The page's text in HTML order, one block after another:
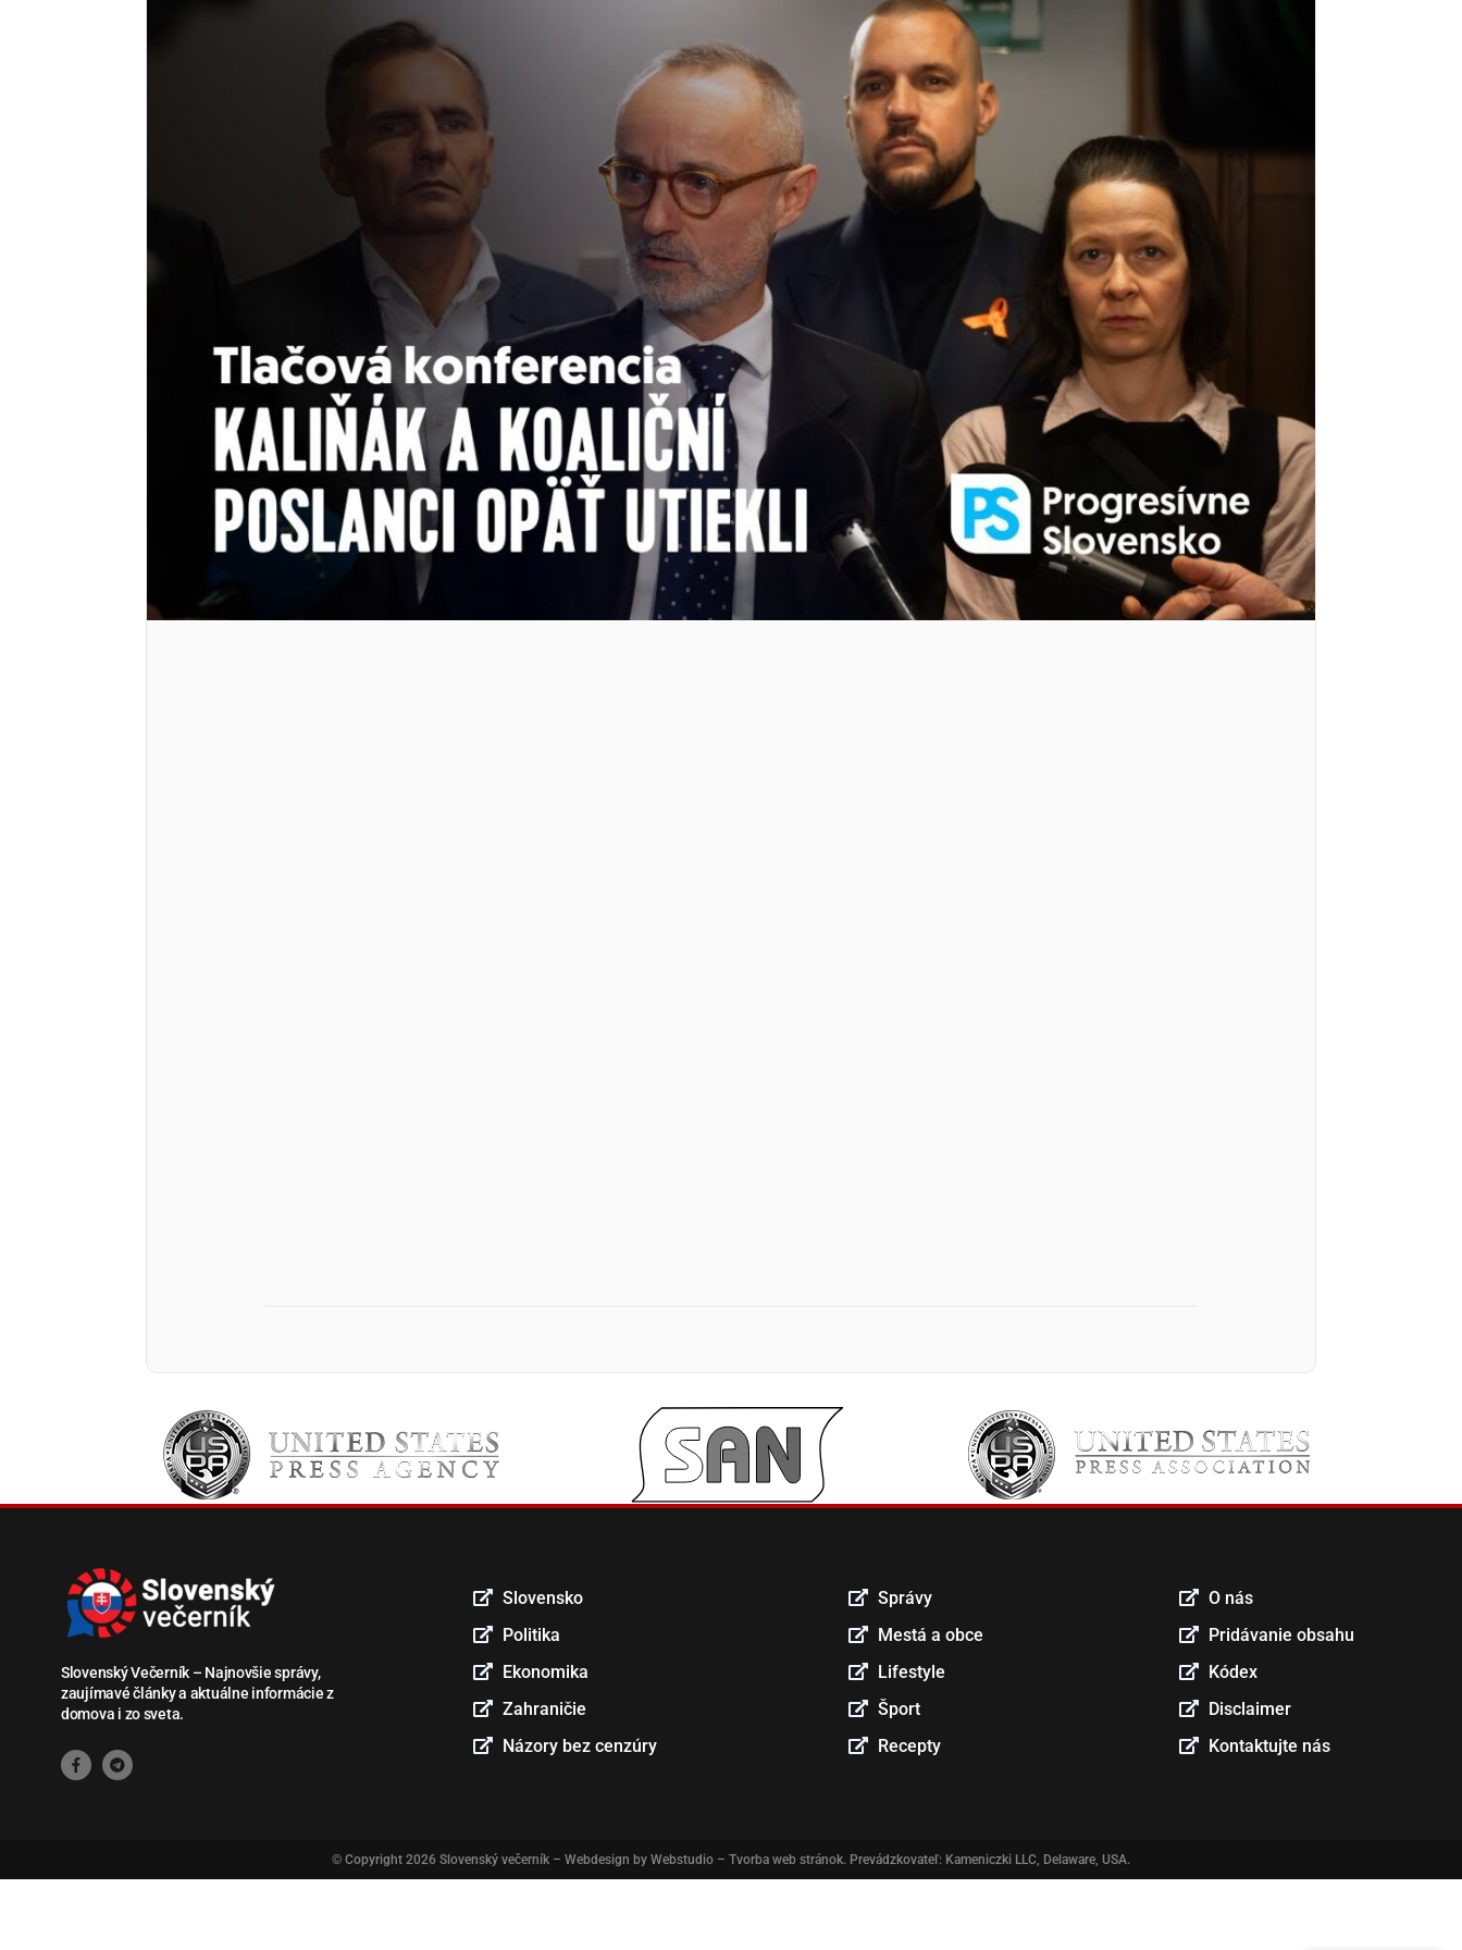
Slovenský Večerník – Najnovšie správy,
zaujímavé články a aktuálne informácie z
domova i zo sveta.
Slovensko
Politika
Ekonomika
Zahraničie
Názory bez cenzúry
Správy
Mestá a obce
Lifestyle
Šport
Recepty
O nás
Pridávanie obsahu
Kódex
Disclaimer
Kontaktujte nás
© Copyright 2026 Slovenský večerník – Webdesign by Webstudio – Tvorba web stránok. Prevádzkovateľ: Kameniczki LLC, Delaware, USA.